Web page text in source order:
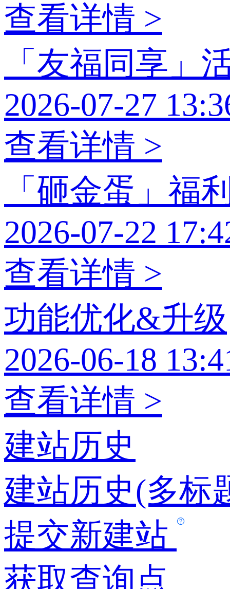
查看详情 >
「友福同享」
2026-07-27
查看详情 >
「砸金蛋」福
2026-07-22
查看详情 >
功能优化&升级
2026-06-18
查看详情 >
建站历史
建站历史(多标
提交新建站
获取查询点